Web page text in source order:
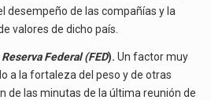
de las compañías y la
valores de dicho país.
Federal (FED). Un factor muy
a la fortaleza del peso y de otras
de las minutas de la última reunión de